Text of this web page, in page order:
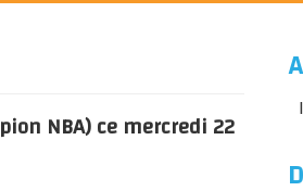
NBA) ce mercredi 22